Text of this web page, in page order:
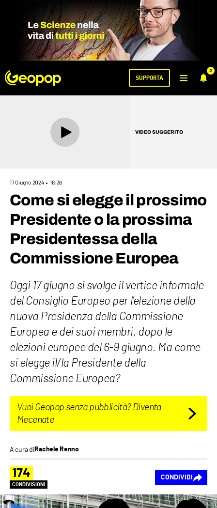
2
SUPPORTA
VIDEO SUGGERITO
17 Giugno 2024 16:36
Come si elegge il prossimo
Presidente o la prossima
Presidentessa della
Commissione Europea
Oggi 17 giugno si svolge il vertice informale
del Consiglio Europeo per l’elezione della
nuova Presidenza della Commissione
Europea e dei suoi membri, dopo le
elezioni europee del 6-9 giugno. Ma come
si elegge il/la Presidente della
Commissione Europea?
Vuoi Geopop senza pubblicità? Diventa
Mecenate
A cura diRachele Renno
174
CONDIVISIONI
CONDIVIDI